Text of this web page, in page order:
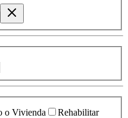
o Vivienda
Rehabilitar